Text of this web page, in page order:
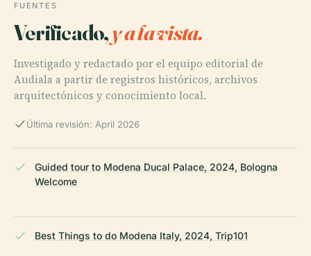
FUENTES
Verificado,y a la vista.
Investigado y redactado por el equipo editorial de
Audiala a partir de registros históricos, archivos
arquitectónicos y conocimiento local.
Última revisión: April 2026
Guided tour to Modena Ducal Palace, 2024, Bologna
Welcome
Best Things to do Modena Italy, 2024, Trip101